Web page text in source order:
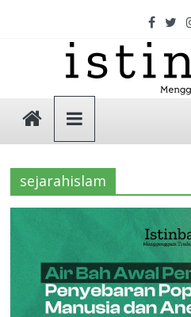
Istinbat
Menggenggam
Tradisi
Salaf
sejarahislam